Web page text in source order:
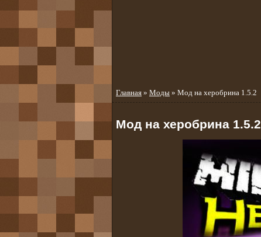
Главная » Моды » Мод на херобрина 1.5.2
Мод на херобрина 1.5.2